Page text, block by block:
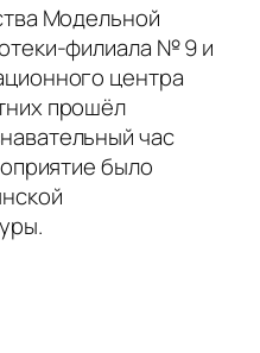
Модельной
филиала № 9 и
центра
прошёл
час
было